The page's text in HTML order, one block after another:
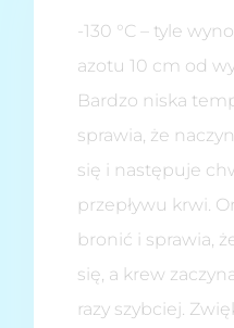
-130 °C – tyle
azotu 10 cm od
Bardzo niska
sprawia, że
się i następuje
przepływu krwi.
bronić i sprawia,
się, a krew
razy szybciej.